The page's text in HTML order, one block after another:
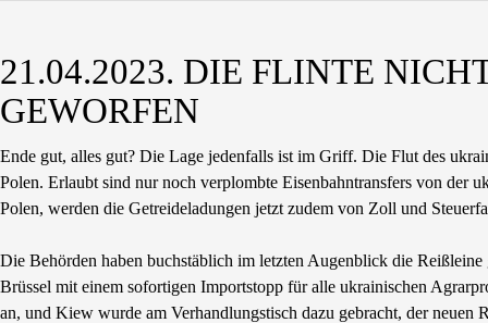
21.04.2023. DIE FLINTE
GEWORFEN
Ende gut, alles gut? Die Lage jedenfalls ist im Griff. Die Flut des
Polen. Erlaubt sind nur noch verplombte Eisenbahntransfers von der
Polen, werden die Getreideladungen jetzt zudem von Zoll und
Die Behörden haben buchstäblich im letzten Augenblick die
Brüssel mit einem sofortigen Importstopp für alle ukrainischen
an, und Kiew wurde am Verhandlungstisch dazu gebracht, der